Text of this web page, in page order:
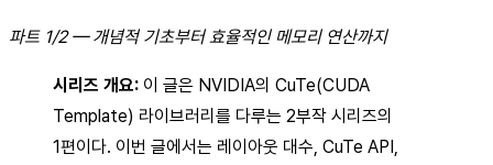
파트 1/2 — 개념적 기초부터 효율적인 메모리 연산까지
시리즈 개요: 이 글은 NVIDIA의 CuTe(CUDA
Template) 라이브러리를 다루는 2부작 시리즈의
1편이다. 이번 글에서는 레이아웃 대수, CuTe API,